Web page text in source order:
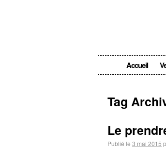
Accueil
Tag
Le
Publié le 3 mai 2015